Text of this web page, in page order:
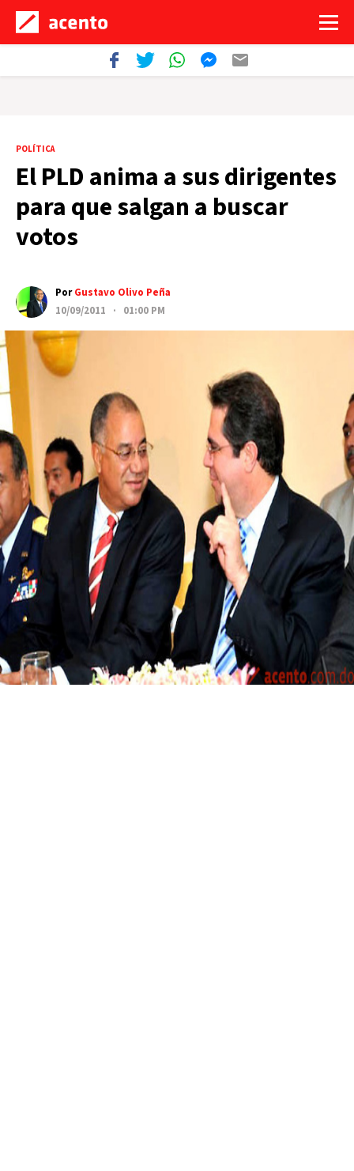
POLÍTICA
El PLD anima a sus dirigentes
para que salgan a buscar
votos
PorGustavo Olivo Peña
10/09/2011 · 01:00 PM